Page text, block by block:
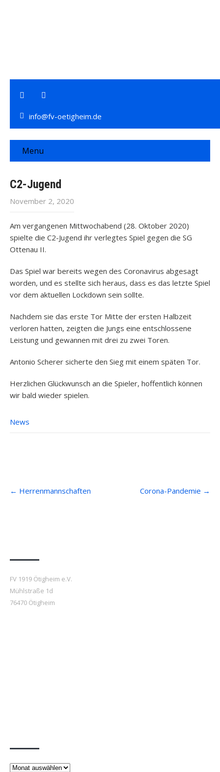
info@fv-oetigheim.de
Menu
C2-Jugend
November 2, 2020
Am vergangenen Mittwochabend (28. Oktober 2020)
spielte die C2-Jugend ihr verlegtes Spiel gegen die SG
Ottenau II.
Das Spiel war bereits wegen des Coronavirus abgesagt
worden, und es stellte sich heraus, dass es das letzte Spiel
vor dem aktuellen Lockdown sein sollte.
Nachdem sie das erste Tor Mitte der ersten Halbzeit
verloren hatten, zeigten die Jungs eine entschlossene
Leistung und gewannen mit drei zu zwei Toren.
Antonio Scherer sicherte den Sieg mit einem späten Tor.
Herzlichen Glückwunsch an die Spieler, hoffentlich können
wir bald wieder spielen.
News
navigation
← Herrenmannschaften Corona-Pandemie →
FV 1919 Ötigheim e.V.
Mühlstraße 1d
76470 Ötigheim
Beiträge